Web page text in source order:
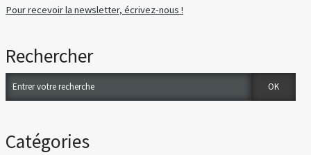
Pour recevoir la newsletter, écrivez-nous !
Rechercher
Catégories